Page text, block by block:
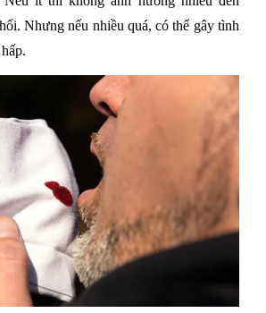
Nhưng nếu nhiều quá, có thể gây tình